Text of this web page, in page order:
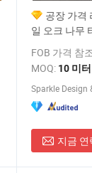
공장 가격
일 오크 나무
FOB 가격 참
MOQ: 10 미터
Sparkle Design
지금 연